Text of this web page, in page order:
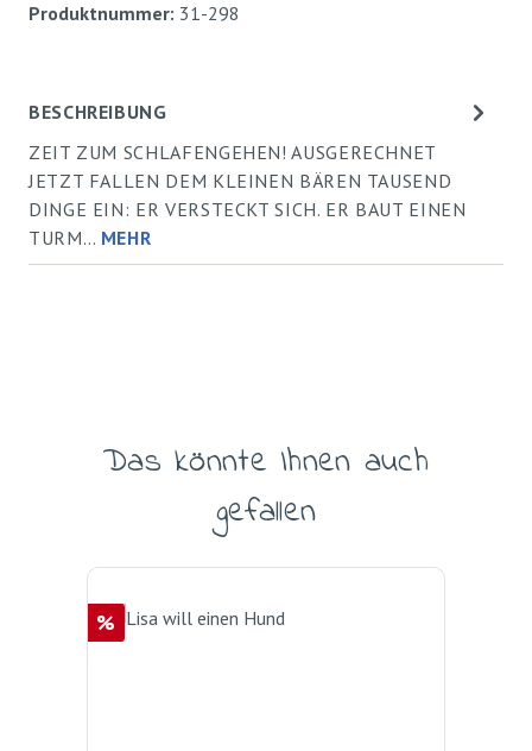
Produktnummer: 31-298
BESCHREIBUNG
ZEIT ZUM SCHLAFENGEHEN! AUSGERECHNET
JETZT FALLEN DEM KLEINEN BÄREN TAUSEND
DINGE EIN: ER VERSTECKT SICH. ER BAUT EINEN
TURM… MEHR
Produktgalerie überspringen
Das könnte Ihnen auch
gefallen
Rabatt
%